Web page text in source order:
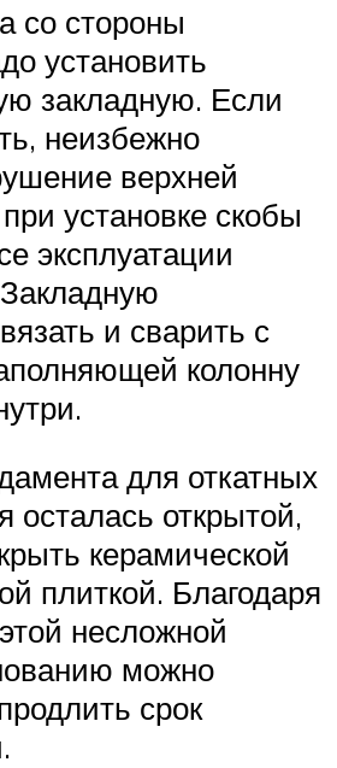
со стороны
установить
закладную. Если
неизбежно
верхней
установке скобы
эксплуатации
и сварить с
колонну
для откатных
осталась открытой,
керамической
плиткой. Благодаря
несложной
можно
срок